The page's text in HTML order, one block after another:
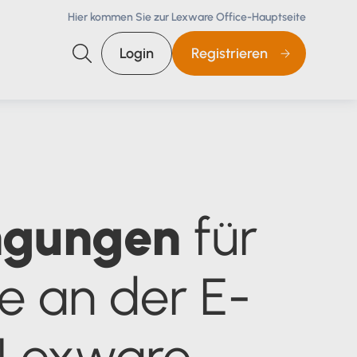
Hier kommen Sie zur Lexware Office-Hauptseite
steuerkanzlei@lexware.
0800 72 34 255
Login Registrieren
für
an der E-